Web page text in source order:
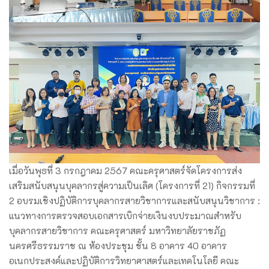
เมื่อวันพุธที่ 3 กรกฎาคม 2567 คณะครุศาสตร์จัดโครงการส่ง
เสริมสนับสนุนบุคลากรสู่ความเป็นเลิศ (โครงการที่ 21) กิจกรรมที่
2 อบรมเชิงปฏิบัติการบุคลากรสายวิชาการและสนับสนุนวิชาการ :
แนวทางการตรวจสอบเอกสารเบิกจ่ายเงินงบประมาณสำหรับ
บุคลากรสายวิชาการ คณะครุศาสตร์ มหาวิทยาลัยราชภัฏ
นครศรีธรรมราช ณ ห้องประชุม ชั้น 8 อาคาร 40 อาคาร
อเนกประสงค์และปฏิบัติการวิทยาศาสตร์และเทคโนโลยี คณะ